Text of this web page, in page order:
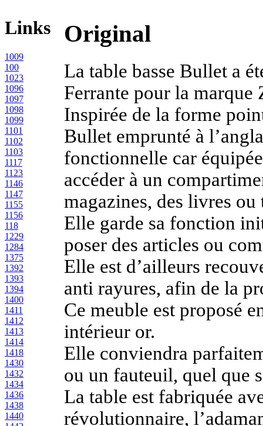
Links
1009
100
1023
1096
1097
1098
1099
1101
1102
1103
1117
1123
1146
1147
1155
1156
118
1229
1284
1375
1392
1393
1394
1400
1411
1412
1413
1414
1418
1430
1432
1434
1436
1438
1440
Original
La table basse Bullet a
Ferrante pour la marque
Inspirée de la forme
Bullet emprunté à
fonctionnelle car
accéder à un
magazines, des livres
Elle garde sa fonction
poser des articles ou
Elle est d’ailleurs
anti rayures, afin de la
Ce meuble est proposé
intérieur or.
Elle conviendra
ou un fauteuil, quel que
La table est fabriquée
révolutionnaire,